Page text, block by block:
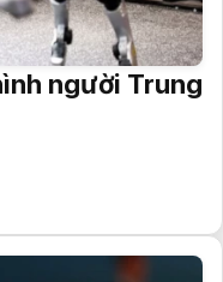
người Trung